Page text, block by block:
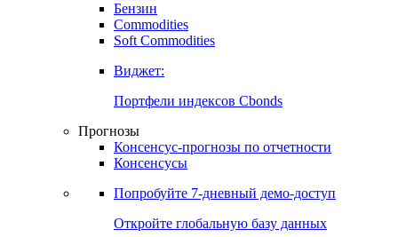
Commodities
Золото
Бензин
Soft Commodities
Виджет:
Портфели индексов Cbonds
Прогнозы
Консенсусы